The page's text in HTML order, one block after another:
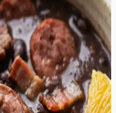
lihapada on tõeline
ja rahuldustpakkuva
süda on aeglaselt
endasse suitsuse
sealiha mahlad,
Iga suutäis on täis
keenud seapraest